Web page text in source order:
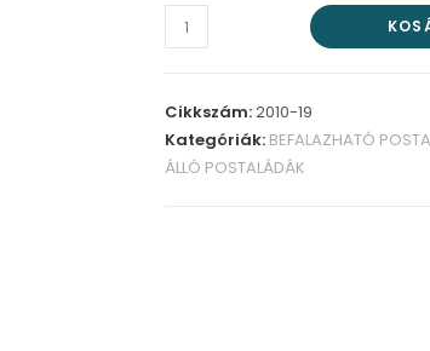
Cikkszám:2010-19
Kategóriák: BEFALAZHATÓ
ÁLLÓ POSTALÁDÁK